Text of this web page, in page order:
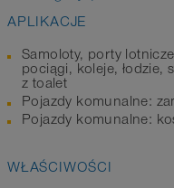
APLIKACJE
Samoloty, porty
pociągi, koleje, łodzie,
z toalet
Pojazdy komunalne:
Pojazdy komunalne:
WŁAŚCIWOŚCI